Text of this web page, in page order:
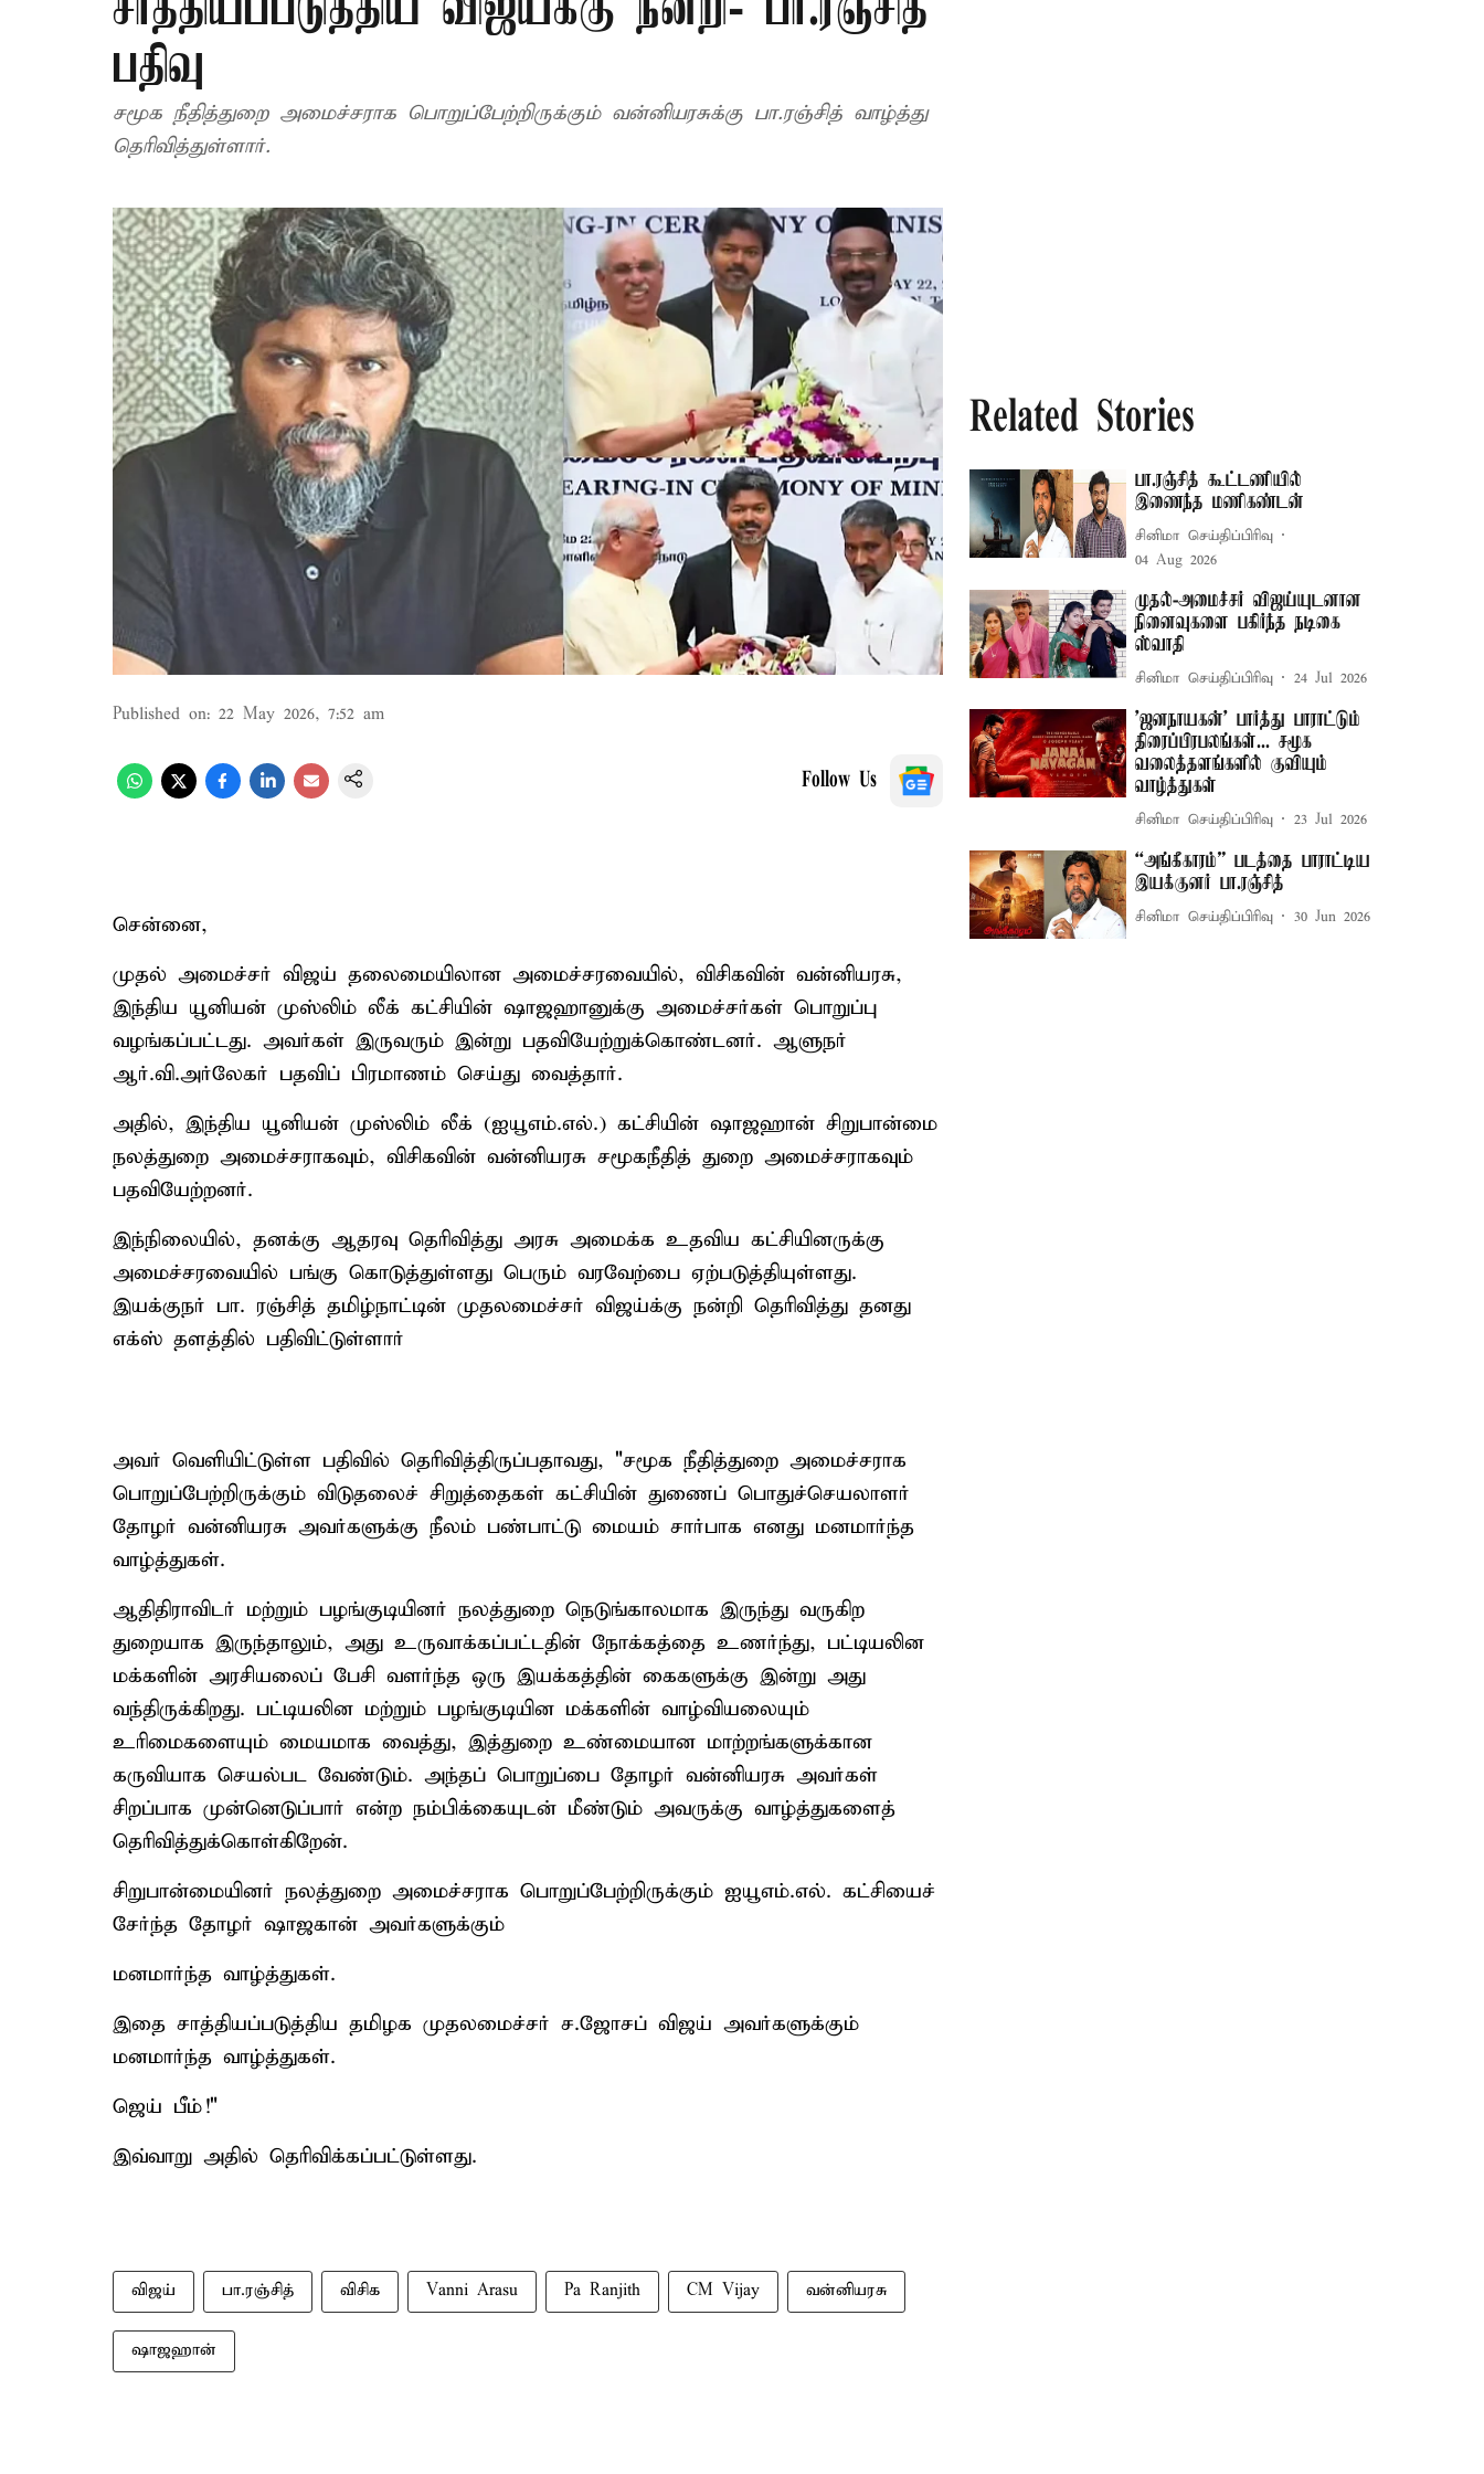
பதிவு
சமூக நீதித்துறை அமைச்சராக பொறுப்பேற்றிருக்கும் வன்னியரசுக்கு பா.ரஞ்சித் வாழ்த்து
தெரிவித்துள்ளார்.
Published on: 22 May 2026, 7:52 am
Follow Us
சென்னை,
முதல் அமைச்சர் விஜய் தலைமையிலான அமைச்சரவையில், விசிகவின் வன்னியரசு,
இந்திய யூனியன் முஸ்லிம் லீக் கட்சியின் ஷாஜஹானுக்கு அமைச்சர்கள் பொறுப்பு
வழங்கப்பட்டது. அவர்கள் இருவரும் இன்று பதவியேற்றுக்கொண்டனர். ஆளுநர்
ஆர்.வி.அர்லேகர் பதவிப் பிரமாணம் செய்து வைத்தார்.
அதில், இந்திய யூனியன் முஸ்லிம் லீக் (ஐயூஎம்.எல்.) கட்சியின் ஷாஜஹான் சிறுபான்மை
நலத்துறை அமைச்சராகவும், விசிகவின் வன்னியரசு சமூகநீதித் துறை அமைச்சராகவும்
பதவியேற்றனர்.
இந்நிலையில், தனக்கு ஆதரவு தெரிவித்து அரசு அமைக்க உதவிய கட்சியினருக்கு
அமைச்சரவையில் பங்கு கொடுத்துள்ளது பெரும் வரவேற்பை ஏற்படுத்தியுள்ளது.
இயக்குநர் பா. ரஞ்சித் தமிழ்நாட்டின் முதலமைச்சர் விஜய்க்கு நன்றி தெரிவித்து தனது
எக்ஸ் தளத்தில் பதிவிட்டுள்ளார்
அவர் வெளியிட்டுள்ள பதிவில் தெரிவித்திருப்பதாவது, "சமூக நீதித்துறை அமைச்சராக
பொறுப்பேற்றிருக்கும் விடுதலைச் சிறுத்தைகள் கட்சியின் துணைப் பொதுச்செயலாளர்
தோழர் வன்னியரசு அவர்களுக்கு நீலம் பண்பாட்டு மையம் சார்பாக எனது மனமார்ந்த
வாழ்த்துகள்.
ஆதிதிராவிடர் மற்றும் பழங்குடியினர் நலத்துறை நெடுங்காலமாக இருந்து வருகிற
துறையாக இருந்தாலும், அது உருவாக்கப்பட்டதின் நோக்கத்தை உணர்ந்து, பட்டியலின
மக்களின் அரசியலைப் பேசி வளர்ந்த ஒரு இயக்கத்தின் கைகளுக்கு இன்று அது
வந்திருக்கிறது. பட்டியலின மற்றும் பழங்குடியின மக்களின் வாழ்வியலையும்
உரிமைகளையும் மையமாக வைத்து, இத்துறை உண்மையான மாற்றங்களுக்கான
கருவியாக செயல்பட வேண்டும். அந்தப் பொறுப்பை தோழர் வன்னியரசு அவர்கள்
சிறப்பாக முன்னெடுப்பார் என்ற நம்பிக்கையுடன் மீண்டும் அவருக்கு வாழ்த்துகளைத்
தெரிவித்துக்கொள்கிறேன்.
சிறுபான்மையினர் நலத்துறை அமைச்சராக பொறுப்பேற்றிருக்கும் ஐயூஎம்.எல். கட்சியைச்
சேர்ந்த தோழர் ஷாஜகான் அவர்களுக்கும்
மனமார்ந்த வாழ்த்துகள்.
இதை சாத்தியப்படுத்திய தமிழக முதலமைச்சர் ச.ஜோசப் விஜய் அவர்களுக்கும்
மனமார்ந்த வாழ்த்துகள்.
ஜெய் பீம்!"
இவ்வாறு அதில் தெரிவிக்கப்பட்டுள்ளது.
விஜய் பா.ரஞ்சித் விசிக Vanni Arasu Pa Ranjith CM Vijay வன்னியரசு
ஷாஜஹான்
Related Stories
பா.ரஞ்சித் கூட்டணியில்
இணைந்த மணிகண்டன்
சினிமா செய்திப்பிரிவு
04 Aug 2026
முதல்-அமைச்சர் விஜய்யுடனான
நினைவுகளை பகிர்ந்த நடிகை
ஸ்வாதி
சினிமா செய்திப்பிரிவு 24 Jul 2026
'ஜனநாயகன்' பார்த்து பாராட்டும்
திரைப்பிரபலங்கள்... சமூக
வலைத்தளங்களில் குவியும்
வாழ்த்துகள்
சினிமா செய்திப்பிரிவு 23 Jul 2026
“அங்கீகாரம்” படத்தை பாராட்டிய
இயக்குனர் பா.ரஞ்சித்
சினிமா செய்திப்பிரிவு 30 Jun 2026